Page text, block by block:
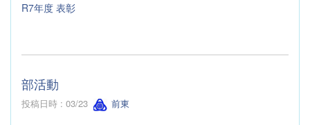
R7年度 表彰
部活動
投稿日時 : 03/23 前東